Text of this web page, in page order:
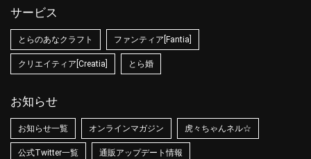
サービス
とらのあなクラフト ファンティア[Fantia]
クリエイティア[Creatia] とら婚
お知らせ
お知らせ一覧 オンラインマガジン 虎々ちゃんネル☆
公式Twitter一覧 通販アップデート情報